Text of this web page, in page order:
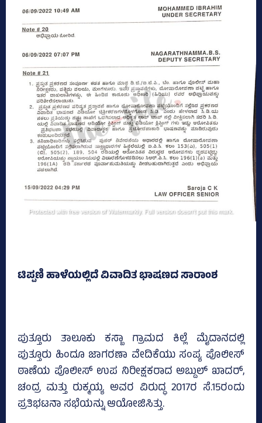
ಟಿಪ್ಪಣಿ ಹಾಳೆಯಲ್ಲಿದೆ ವಿವಾದಿತ ಭಾಷಣದ ಸಾರಾಂಶ
ಪುತ್ತೂರು ತಾಲೂಕು ಕಸ್ಬಾ ಗ್ರಾಮದ ಕಿಲ್ಲೆ ಮೈದಾನದಲ್ಲಿ
ಪುತ್ತೂರು ಹಿಂದೂ ಜಾಗರಣಾ ವೇದಿಕೆಯು ಸಂಪ್ಯ ಪೊಲೀಸ್‌
ಠಾಣೆಯ ಪೊಲೀಸ್ ಉಪ ನಿರೀಕ್ಷಕರಾದ ಅಬ್ದುಲ್‌ ಖಾದರ್‌,
ಚಂದ್ರ ಮತ್ತು ರುಕ್ಮಯ್ಯ ಅವರ ವಿರುದ್ಧ 2017ರ ಸೆ.15ರಂದು
ಪ್ರತಿಭಟನಾ ಸಭೆಯನ್ನು ಆಯೋಜಿಸಿತ್ತು.